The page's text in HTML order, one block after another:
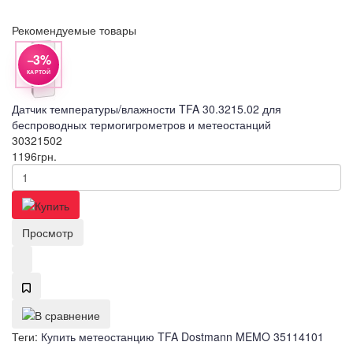
Рекомендуемые товары
−3%
КАРТОЙ
Датчик температуры/влажности TFA 30.3215.02 для
беспроводных термогигрометров и метеостанций
30321502
1196грн.
Просмотр
Теги: Купить метеостанцию TFA Dostmann MEMO 35114101